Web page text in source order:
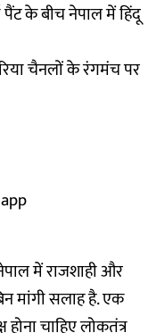
पैंट के बीच नेपाल में हिंदू
चैनलों के रंगमंच पर
में राजशाही और
मांगी सलाह है. एक
होना चाहिए लोकतंत्र